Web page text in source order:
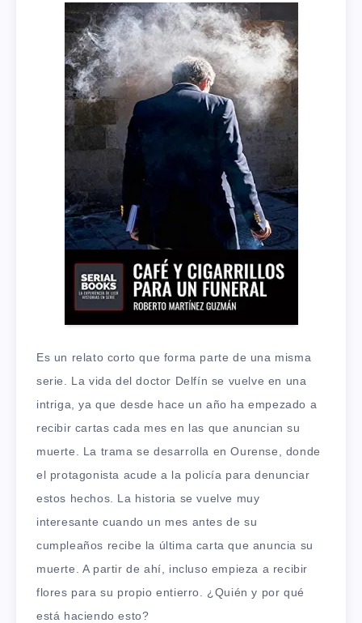
Es un relato corto que forma parte de una misma
serie. La vida del doctor Delfín se vuelve en una
intriga, ya que desde hace un año ha empezado a
recibir cartas cada mes en las que anuncian su
muerte. La trama se desarrolla en Ourense, donde
el protagonista acude a la policía para denunciar
estos hechos. La historia se vuelve muy
interesante cuando un mes antes de su
cumpleaños recibe la última carta que anuncia su
muerte. A partir de ahí, incluso empieza a recibir
flores para su propio entierro. ¿Quién y por qué
está haciendo esto?